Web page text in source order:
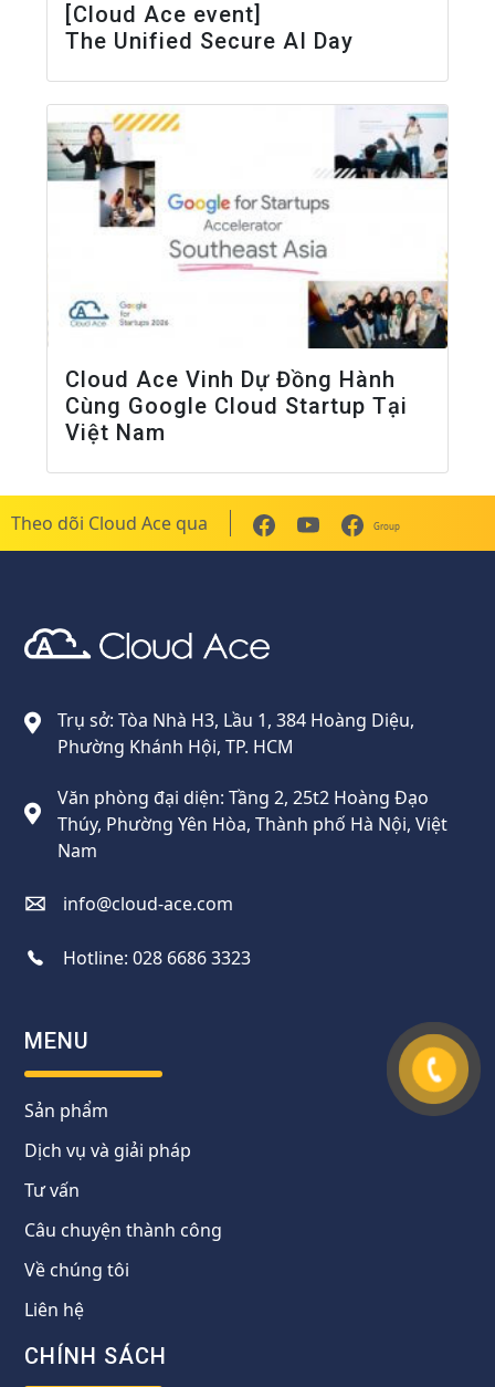
[Cloud Ace event]
The Unified Secure AI Day
Cloud Ace Vinh Dự Đồng Hành
Cùng Google Cloud Startup Tại
Việt Nam
Theo dõi Cloud Ace qua Group
Trụ sở: Tòa Nhà H3, Lầu 1, 384 Hoàng Diệu,
Phường Khánh Hội, TP. HCM
Văn phòng đại diện: Tầng 2, 25t2 Hoàng Đạo
Thúy, Phường Yên Hòa, Thành phố Hà Nội, Việt
Nam
info@cloud-ace.com
Hotline:028 6686 3323
MENU
Sản phẩm
Dịch vụ và giải pháp
Tư vấn
Câu chuyện thành công
Về chúng tôi
Liên hệ
CHÍNH SÁCH